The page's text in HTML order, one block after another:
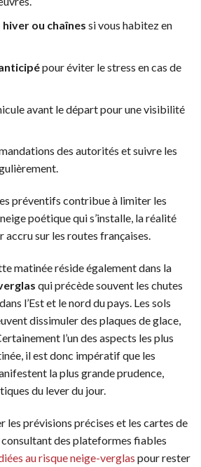
hiver ou chaînes si vous habitez en
pour éviter le stress en cas de
avant le départ pour une visibilité
des autorités et suivre les
préventifs contribue à limiter les
poétique qui s’installe, la réalité
accru sur les routes françaises.
matinée réside également dans la
qui précède souvent les chutes
l’Est et le nord du pays. Les sols
dissimuler des plaques de glace,
l’un des aspects les plus
il est donc impératif que les
la plus grande prudence,
du lever du jour.
les prévisions précises et les cartes de
des plateformes fiables
au risque neige-verglas pour rester